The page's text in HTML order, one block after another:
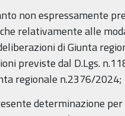
non espressamente
relativamente alle
di Giunta
previste dal D.Lgs.
regionale n.2376/2024;
determinazione